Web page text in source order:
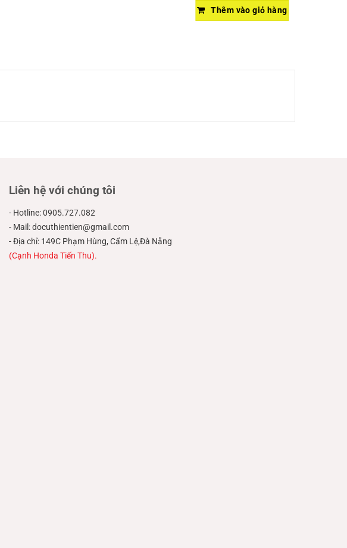
Thêm vào giỏ hàng
Liên hệ với chúng tôi
- Hotline: 0905.727.082
- Mail: docuthientien@gmail.com
- Địa chỉ: 149C Phạm Hùng, Cẩm Lệ,Đà Nẵng
(Cạnh Honda Tiến Thu).